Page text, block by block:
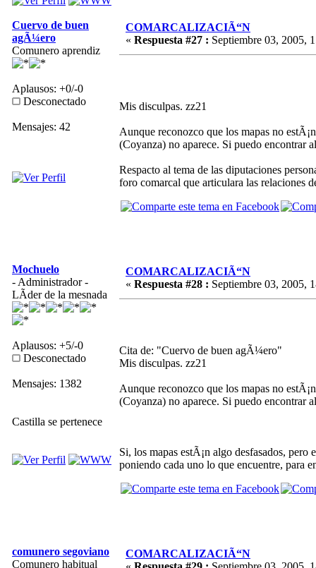
Cuervo de buen
agÃ¼ero
Comunero aprendiz
Aplausos: +0/-0
Desconectado
Mensajes: 42
COMARCALIZACIÃ“N
« Respuesta #27 : Septiembre 03, 2005,
Mis disculpas. zz21
Aunque reconozco que los mapas no
(Coyanza) no aparece. Si puedo encontrar
Respacto al tema de las diputaciones
foro comarcal que articulara las relaciones
Mochuelo
- Administrador -
LÃ­der de la mesnada
Aplausos: +5/-0
Desconectado
Mensajes: 1382
Castilla se pertenece
COMARCALIZACIÃ“N
« Respuesta #28 : Septiembre 03, 2005,
Cita de: "Cuervo de buen agÃ¼ero"
Mis disculpas. zz21
Aunque reconozco que los mapas no
(Coyanza) no aparece. Si puedo encontrar
Si, los mapas estÃ¡n algo desfasados,
poniendo cada uno lo que encuentre, para
comunero segoviano
Comunero habitual
COMARCALIZACIÃ“N